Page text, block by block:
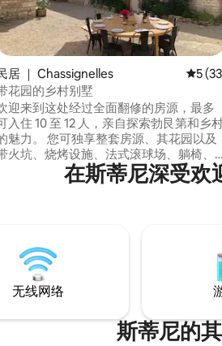
（满分 5 分），共 96 条评价
居 ｜ Chassignelles 平均
5
花园的乡村别墅
迎来到这处经过全面翻修的房源，最多
入住 10 至 12 人，亲自探索勃艮第和乡
魅力。 您可独享整套房源、其花园以及
火坑、烧烤设施、法式滚球场、躺椅、
飞镖板等设施的庭院。这两栋建筑共有 3
双人卧室、1 间四人卧室和 1 个可供 2 人入
在斯蒂尼深受欢
无线网络
斯蒂尼的